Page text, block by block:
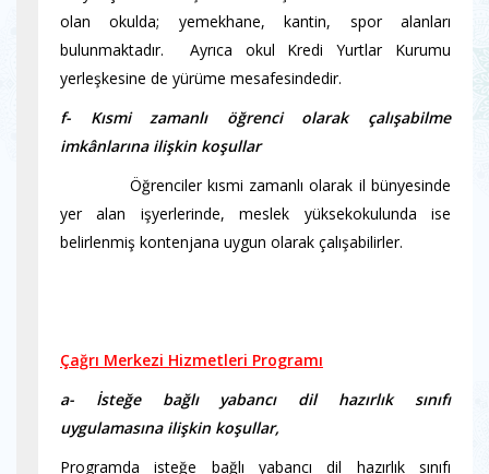
olan okulda; yemekhane, kantin, spor alanları
bulunmaktadır. Ayrıca okul Kredi Yurtlar Kurumu
yerleşkesine de yürüme mesafesindedir.
f- Kısmi zamanlı öğrenci olarak çalışabilme
imkânlarına ilişkin koşullar
Öğrenciler kısmi zamanlı olarak il bünyesinde
yer alan işyerlerinde, meslek yüksekokulunda ise
belirlenmiş kontenjana uygun olarak çalışabilirler.
Çağrı Merkezi Hizmetleri Programı
a- İsteğe bağlı yabancı dil hazırlık sınıfı
uygulamasına ilişkin koşullar,
Programda isteğe bağlı yabancı dil hazırlık sınıfı